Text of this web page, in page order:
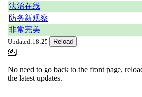
法治在线
防务新观察
非常完美
Updated:18:25
💁ℹ
No need to go back to the front page,
the latest updates.